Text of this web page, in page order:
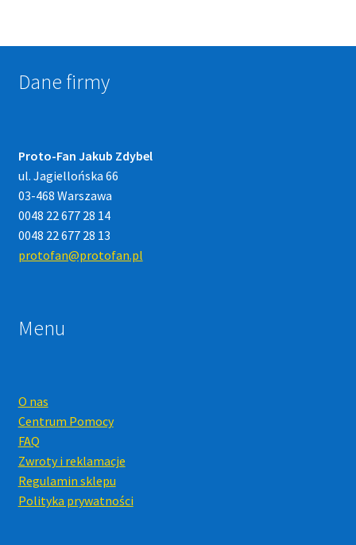
Dane firmy
Proto-Fan Jakub Zdybel
ul. Jagiellońska 66
03-468 Warszawa
0048 22 677 28 14
0048 22 677 28 13
protofan@protofan.pl
Menu
O nas
Centrum Pomocy
FAQ
Zwroty i reklamacje
Regulamin sklepu
Polityka prywatności